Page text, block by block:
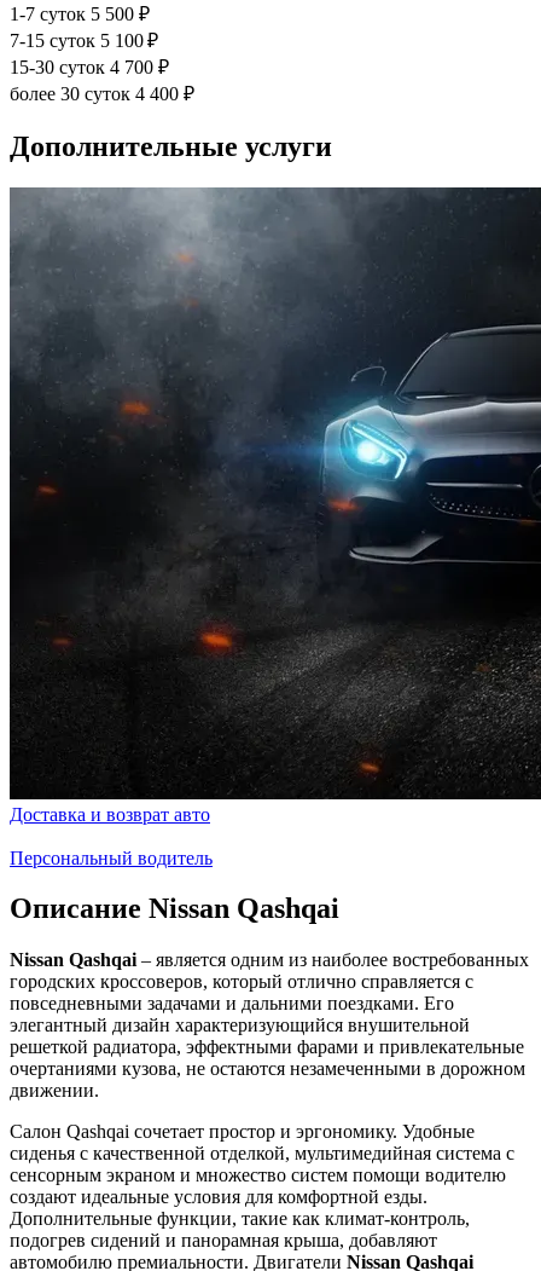
1-7 суток 5 500 ₽
7-15 суток 5 100 ₽
15-30 суток 4 700 ₽
более 30 суток 4 400 ₽
Дополнительные услуги
Доставка и возврат авто
Персональный водитель
Описание Nissan Qashqai
Nissan Qashqai – является одним из наиболее востребованных
городских кроссоверов, который отлично справляется с
повседневными задачами и дальними поездками. Его
элегантный дизайн характеризующийся внушительной
решеткой радиатора, эффектными фарами и привлекательные
очертаниями кузова, не остаются незамеченными в дорожном
движении.
Салон Qashqai сочетает простор и эргономику. Удобные
сиденья с качественной отделкой, мультимедийная система с
сенсорным экраном и множество систем помощи водителю
создают идеальные условия для комфортной езды.
Дополнительные функции, такие как климат-контроль,
подогрев сидений и панорамная крыша, добавляют
автомобилю премиальности. Двигатели Nissan Qashqai